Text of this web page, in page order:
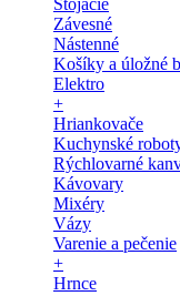
Stojacie
Závesné
Nástenné
Košíky a úložné
Elektro
+
Hriankovače
Kuchynské
Rýchlovarné
Kávovary
Mixéry
Vázy
Varenie a pečenie
+
Hrnce